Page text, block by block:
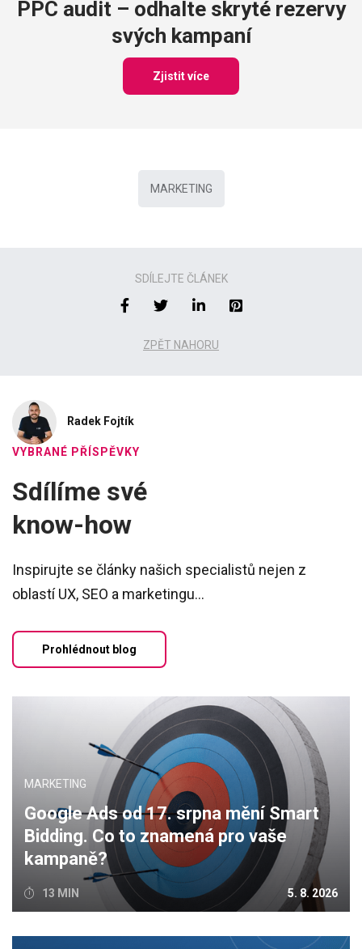
PPC audit – odhalte skryté rezervy
svých kampaní
Zjistit více
MARKETING
SDÍLEJTE ČLÁNEK
ZPĚT NAHORU
Radek Fojtík
VYBRANÉ PŘÍSPĚVKY
Sdílíme své
know-how
Inspirujte se články našich specialistů nejen z
oblastí UX, SEO a marketingu...
Prohlédnout blog
MARKETING
Google Ads od 17. srpna mění Smart
Bidding. Co to znamená pro vaše
kampaně?
13 MIN 5. 8. 2026